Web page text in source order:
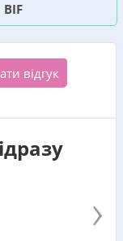
відгук
›